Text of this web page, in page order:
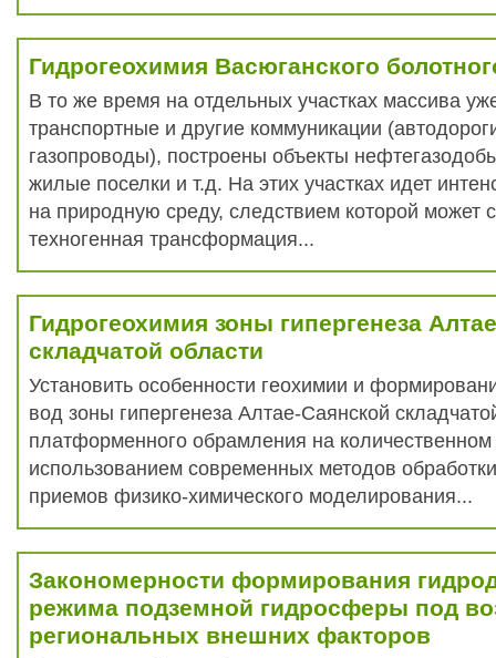
Гидрогеохимия Васюганского
В то же время на отдельных участках массива
транспортные и другие коммуникации
газопроводы), построены объекты
жилые поселки и т.д. На этих участках идет
на природную среду, следствием которой может
техногенная трансформация...
Гидрогеохимия зоны гипергенеза
складчатой области
Установить особенности геохимии и
вод зоны гипергенеза Алтае-Саянской
платформенного обрамления на количественном
использованием современных методов
приемов физико-химического моделирования...
Закономерности формирования
режима подземной гидросферы под
региональных внешних факторов